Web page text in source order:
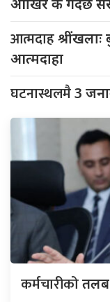
आखिर के गर्दैछ
आत्मदाहश्रींखलाः
आत्मदाहा
घटनास्थलमै3
कर्मचारीकोतलब